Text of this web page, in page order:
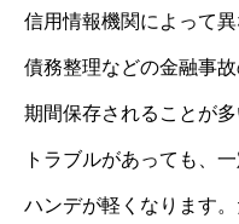
信用情報機関によって
債務整理などの金融事
期間保存されることが
トラブルがあっても、
ハンデが軽くなります